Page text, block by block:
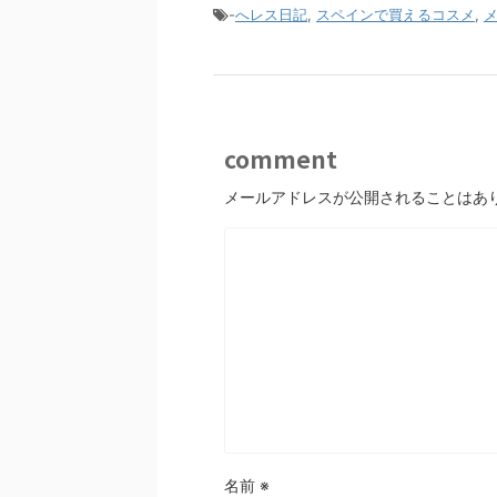
-へレス日記, スペインで買えるコスメ,
comment
メールアドレスが公開されることはあ
名前 ※